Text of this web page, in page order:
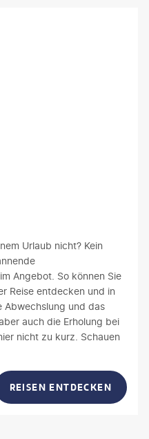
Urlaub nicht? Kein
im Angebot. So können Sie
Reise entdecken und in
Abwechslung und das
auch die Erholung bei
nicht zu kurz. Schauen
REISEN ENTDECKEN